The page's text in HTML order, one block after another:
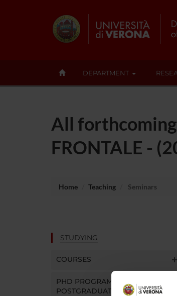
DEPARTMENT
All forthcoming
FRONTALE -
Home Teaching Seminars
STUDYING
COURSES
PHD PROGRAMMES AND
POSTGRADUATE TRAINING